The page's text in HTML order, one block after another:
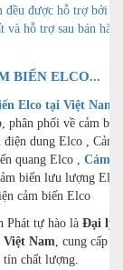
đều được hỗ trợ bởi
và hỗ trợ sau bán
BIẾN ELCO...
Elco tại Việt Nam
phân phối về cảm
điện dung Elco , Cảm
quang Elco , Cảm
biến lưu lượng
cảm biến Elco
Phát tự hào là Đại lý
Nam, cung cấp
tín chất lượng.